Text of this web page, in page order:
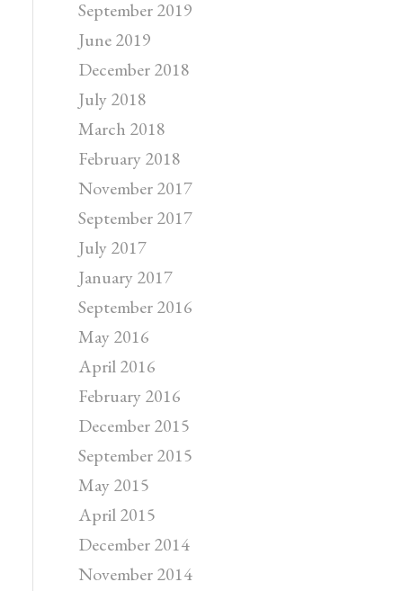
September 2019
June 2019
December 2018
July 2018
March 2018
February 2018
November 2017
September 2017
July 2017
January 2017
September 2016
May 2016
April 2016
February 2016
December 2015
September 2015
May 2015
April 2015
December 2014
November 2014